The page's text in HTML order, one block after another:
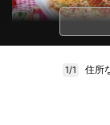
1/1 住所